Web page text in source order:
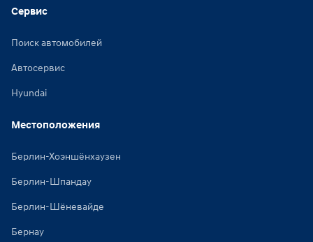
Сервис
Поиск автомобилей
Автосервис
Hyundai
Местоположения
Берлин-Хоэншёнхаузен
Берлин-Шпандау
Берлин-Шёневайде
Бернау